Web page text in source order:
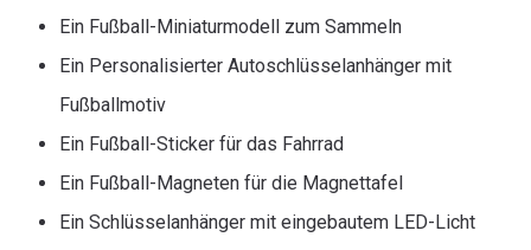
Ein Fußball-Miniaturmodell zum Sammeln
Ein Personalisierter Autoschlüsselanhänger mit
Fußballmotiv
Ein Fußball-Sticker für das Fahrrad
Ein Fußball-Magneten für die Magnettafel
Ein Schlüsselanhänger mit eingebautem LED-Licht